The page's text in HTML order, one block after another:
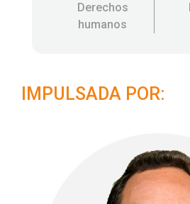
Derechos
humanos
IMPULSADA POR: